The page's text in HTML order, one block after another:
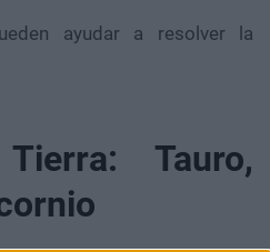
ayudar a resolver la
Tauro,